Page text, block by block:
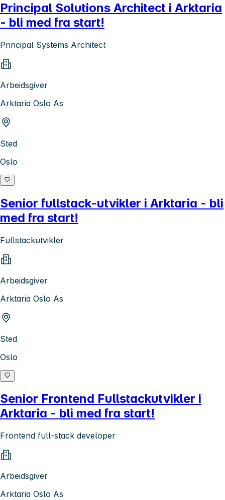
Principal Solutions Architect i Arktaria
- bli med fra start!
Principal Systems Architect
Arbeidsgiver
Arktaria Oslo As
Sted
Oslo
Senior fullstack-utvikler i Arktaria - bli
med fra start!
Fullstackutvikler
Arbeidsgiver
Arktaria Oslo As
Sted
Oslo
Senior Frontend Fullstackutvikler i
Arktaria - bli med fra start!
Frontend full-stack developer
Arbeidsgiver
Arktaria Oslo As